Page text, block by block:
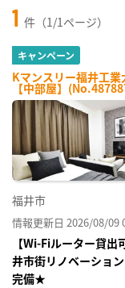
1 件（1/1ページ）
キャンペーン
Kマンスリー福井工
【中部屋】
福井市
情報更新日 2026/08/09
【Wi-Fiルーター貸
井市街リノベーショ
完備★